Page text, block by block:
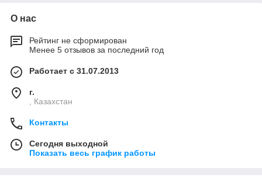
О нас
Рейтинг не сформирован
Менее 5 отзывов за последний год
Работает с 31.07.2013
г.
, Казахстан
Контакты
Сегодня выходной
Показать весь график работы